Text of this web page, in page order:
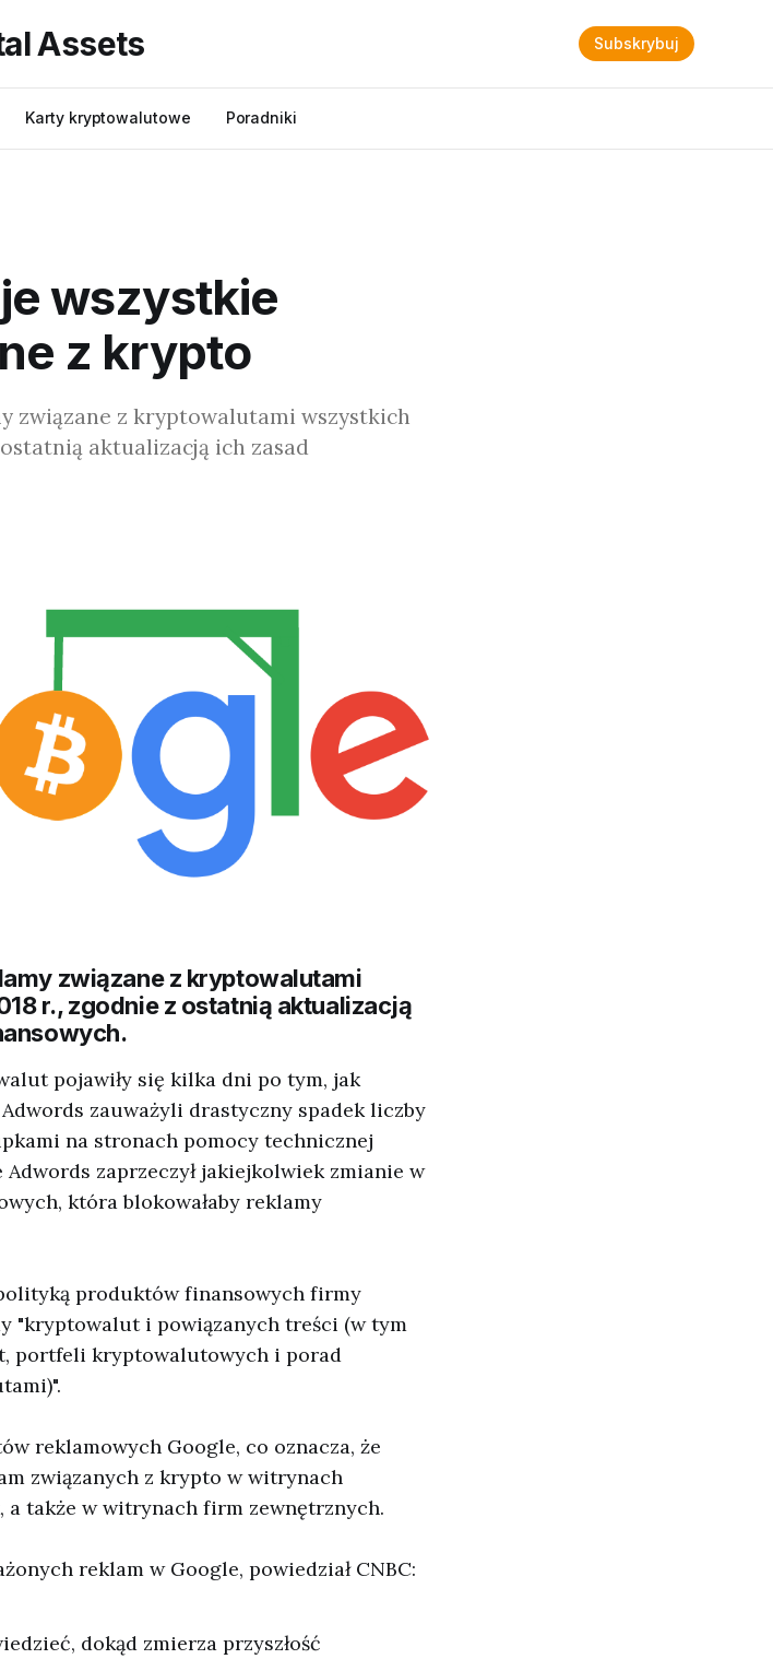
Assets
Karty kryptowalutowe Poradniki
Subskrybuj
wszystkie
z krypto
związane z kryptowalutami wszystkich
aktualizacją ich zasad
związane z kryptowalutami
r., zgodnie z ostatnią aktualizacją
pojawiły się kilka dni po tym, jak
zauważyli drastyczny spadek liczby
na stronach pomocy technicznej
zaprzeczył jakiejkolwiek zmianie w
która blokowałaby reklamy
produktów finansowych firmy
"kryptowalut i powiązanych treści (w tym
portfeli kryptowalutowych i porad
reklamowych Google, co oznacza, że
związanych z krypto w witrynach
także w witrynach firm zewnętrznych.
reklam w Google, powiedział CNBC:
dokąd zmierza przyszłość